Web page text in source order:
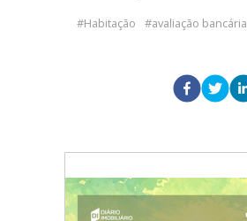
Habitação avaliação bancária